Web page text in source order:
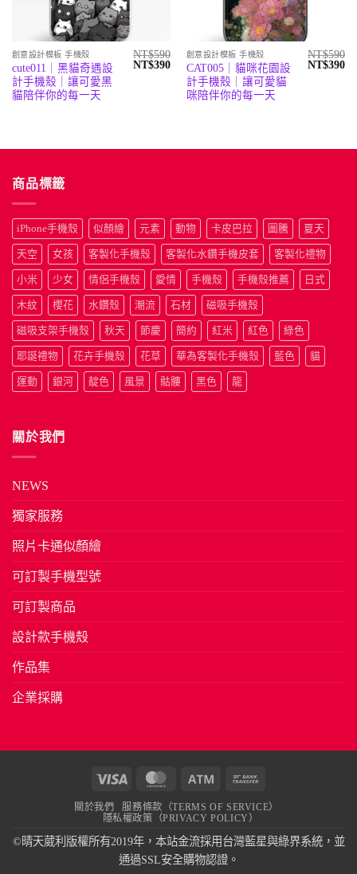
創意設計模板 手機殼
cute011｜黑貓奇遇設
計手機殼｜讓可愛黑
貓陪伴你的每一天
NT$590
原
NT$390目
格：
創意設計模板 手機殼
CAT005｜貓咪花園設
計手機殼｜讓可愛貓
咪陪伴你的每一天
NT$590
原
NT$390目
商品標籤
iPhone手機殼 似顏繪 元素 動物 卡皮巴拉 圖騰 夏天
天空 女孩 客製化手機殼 客製化水鑽手機皮套 客製化禮物
小米 少女 情侶手機殼 愛情 手機殼 手機殼推薦 日式
木紋 櫻花 水鑽殼 潮流 石材 磁吸手機殼
磁吸支架手機殼 秋天 節慶 簡約 紅米 紅色 綠色
耶誕禮物 花卉手機殼 花草 華為客製化手機殼 藍色 貓
運動 銀河 靛色 風景 骷髏 黑色 龍
關於我們
NEWS
獨家服務
照片卡通似顏繪
可訂製手機型號
可訂製商品
設計款手機殼
作品集
企業採購
MasterCard Atm
關於我們
服務條款（TERMS OF SERVICE）
隱私權政策（PRIVACY POLICY）
©晴天葳利版權所有2019年，本站金流採用台灣藍星與綠界系統，並
通過SSL安全購物認證。